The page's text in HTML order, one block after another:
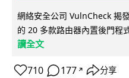
網絡安全公司 VulnCheck 揭
的 20 多款路由器內置後門程
讀全文
710 177 ↗ 分享